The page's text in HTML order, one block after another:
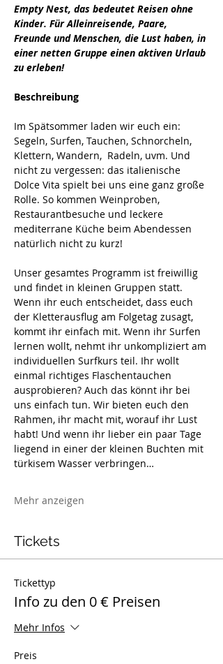
Empty Nest, das bedeutet Reisen ohne
Kinder. Für Alleinreisende, Paare,
Freunde und Menschen, die Lust haben, in
einer netten Gruppe einen aktiven Urlaub
zu erleben!
Beschreibung
Im Spätsommer laden wir euch ein:
Segeln, Surfen, Tauchen, Schnorcheln,
Klettern, Wandern,  Radeln, uvm. Und
nicht zu vergessen: das italienische
Dolce Vita spielt bei uns eine ganz große
Rolle. So kommen Weinproben,
Restaurantbesuche und leckere
mediterrane Küche beim Abendessen
natürlich nicht zu kurz!
Unser gesamtes Programm ist freiwillig
und findet in kleinen Gruppen statt.
Wenn ihr euch entscheidet, dass euch
der Kletterausflug am Folgetag zusagt,
kommt ihr einfach mit. Wenn ihr Surfen
lernen wollt, nehmt ihr unkompliziert am
individuellen Surfkurs teil. Ihr wollt
einmal richtiges Flaschentauchen
ausprobieren? Auch das könnt ihr bei
uns einfach tun. Wir bieten euch den
Rahmen, ihr macht mit, worauf ihr Lust
habt! Und wenn ihr lieber ein paar Tage
liegend in einer der kleinen Buchten mit
türkisem Wasser verbringen…
Mehr anzeigen
Tickets
Tickettyp
Info zu den 0 € Preisen
Mehr Infos
Preis